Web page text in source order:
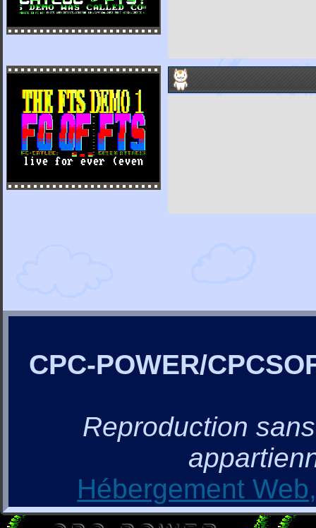
CPC-POWER/
Reproduction
Hébergement